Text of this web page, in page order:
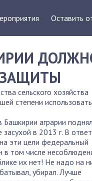
Оставить
сельского хозяйства
степени использовать
аграрии
в 2013 г. В ответ
эти цели федеральный
в том числе
их нет! Не надо на
убирал. Лучше